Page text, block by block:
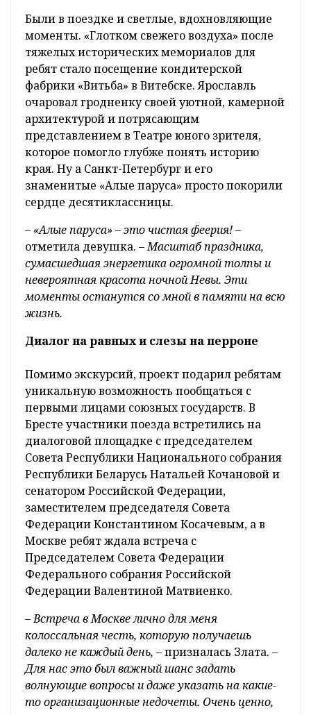
Были в поездке и светлые, вдохновляющие
моменты. «Глотком свежего воздуха» после
тяжелых исторических мемориалов для
ребят стало посещение кондитерской
фабрики «Витьба» в Витебске. Ярославль
очаровал гродненку своей уютной, камерной
архитектурой и потрясающим
представлением в Театре юного зрителя,
которое помогло глубже понять историю
края. Ну а Санкт-Петербург и его
знаменитые «Алые паруса» просто покорили
сердце десятиклассницы.
– «Алые паруса» – это чистая феерия!–
отметила девушка. – Масштаб праздника,
сумасшедшая энергетика огромной толпы и
невероятная красота ночной Невы. Эти
моменты останутся со мной в памяти на всю
жизнь.
Диалог на равных и слезы на перроне
Помимо экскурсий, проект подарил ребятам
уникальную возможность пообщаться с
первыми лицами союзных государств. В
Бресте участники поезда встретились на
диалоговой площадке с председателем
Совета Республики Национального собрания
Республики Беларусь Натальей Кочановой и
сенатором Российской Федерации,
заместителем председателя Совета
Федерации Константином Косачевым, а в
Москве ребят ждала встреча с
Председателем Совета Федерации
Федерального собрания Российской
Федерации Валентиной Матвиенко.
– Встреча в Москве лично для меня
колоссальная честь, которую получаешь
далеко не каждый день, – призналась Злата. –
Для нас это был важный шанс задать
волнующие вопросы и даже указать на какие-
то организационные недочеты. Очень ценно,